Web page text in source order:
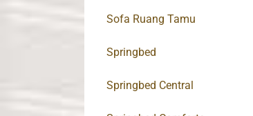
Sofa Ruang Tamu
Springbed
Springbed Central